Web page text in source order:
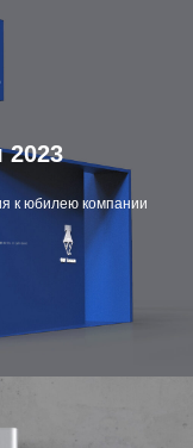
к юбилею компании